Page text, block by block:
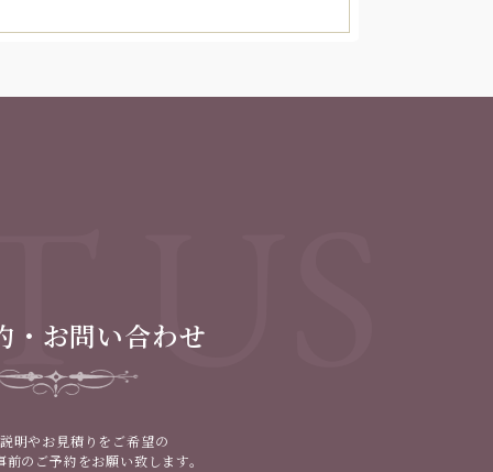
・お問い合わせ
明やお見積りをご希望の
のご予約をお願い致します。